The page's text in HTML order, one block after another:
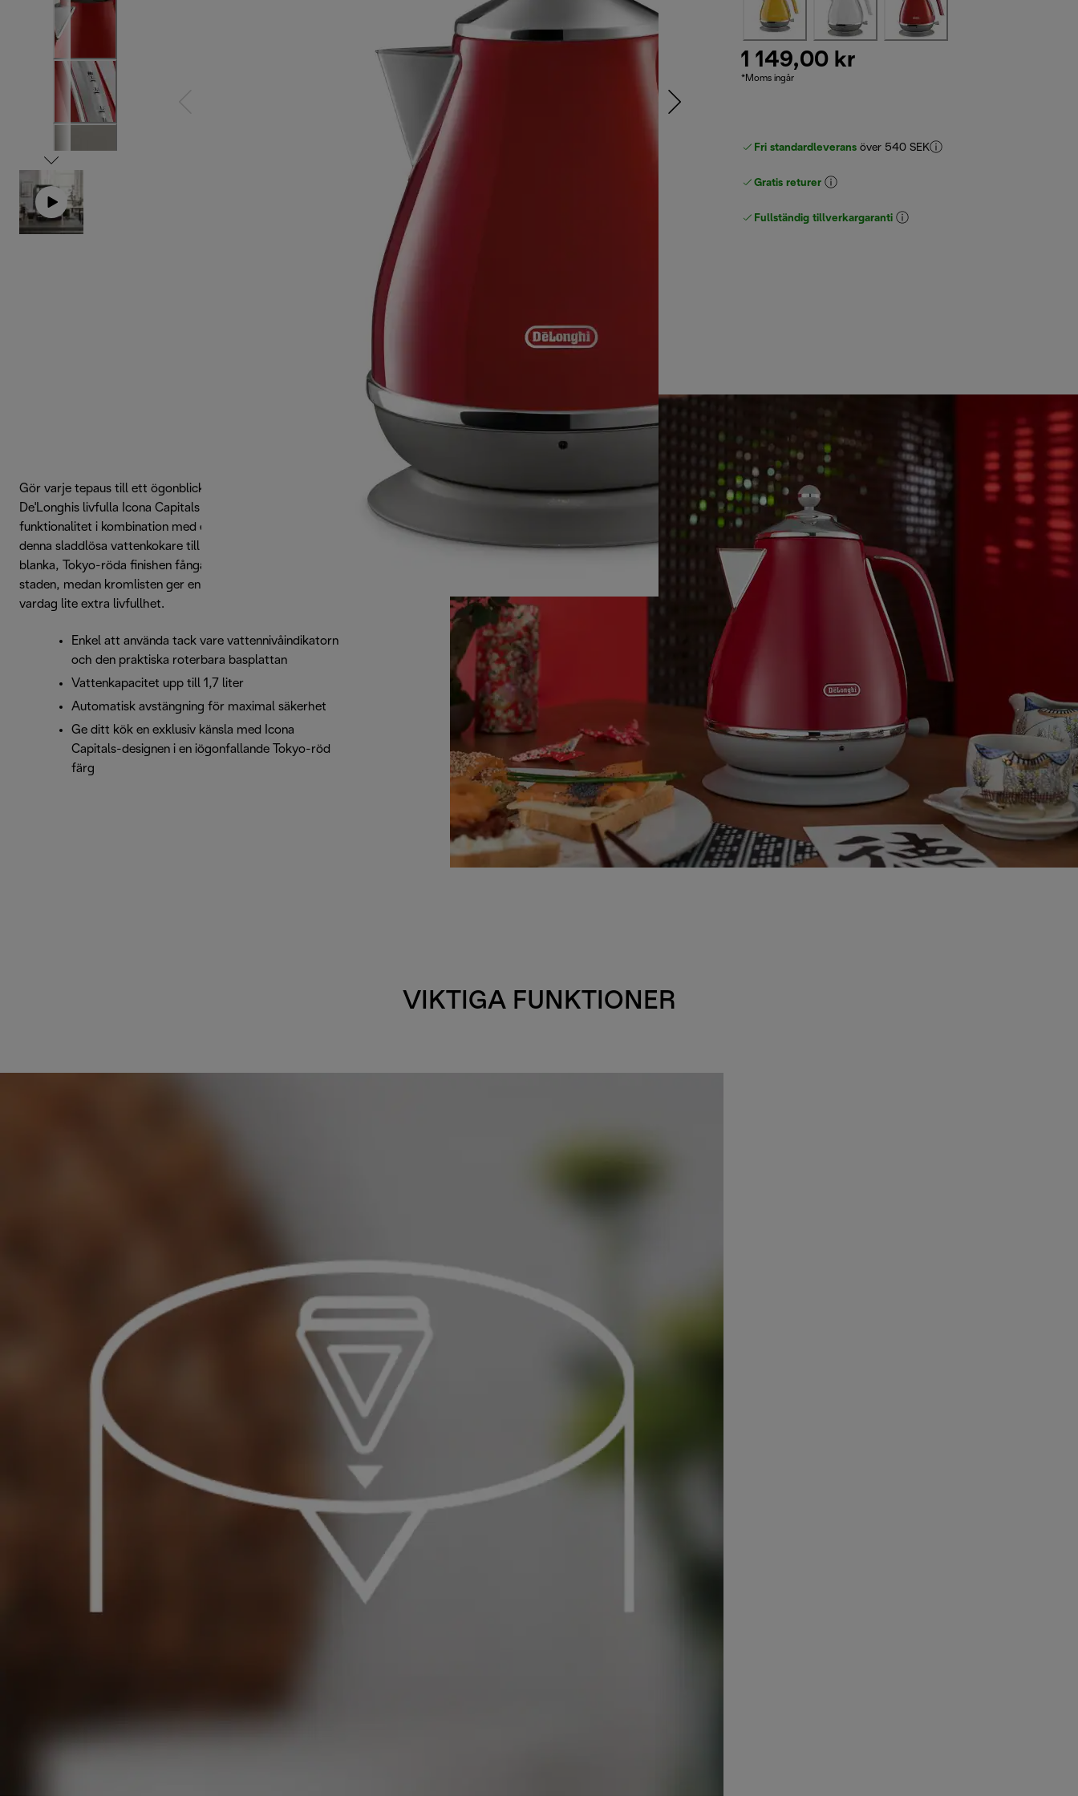
1 149,00 kr
*Moms ingår
Fri standardleverans över 540 SEK
Gratis returer
Fullständig tillverkargaranti
Gör varje tepaus till ett ögonblick av njutning med
De'Longhis livfulla Icona Capitals vattenkokare. Enkel
funktionalitet i kombination med elegant urban design gör
denna sladdlösa vattenkokare till en fröjd att använda. Den
blanka, Tokyo-röda finishen fångar energin i den ikoniska
staden, medan kromlisten ger en exklusiv touch. Ge din
vardag lite extra livfullhet.
Enkel att använda tack vare vattennivåindikatorn
och den praktiska roterbara basplattan
Vattenkapacitet upp till 1,7 liter
Automatisk avstängning för maximal säkerhet
Ge ditt kök en exklusiv känsla med Icona
Capitals-designen i en iögonfallande Tokyo-röd
färg
VIKTIGA FUNKTIONER